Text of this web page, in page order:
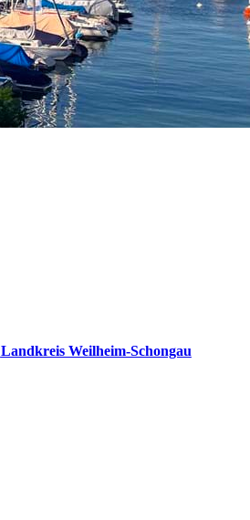
Landkreis Weilheim-Schongau